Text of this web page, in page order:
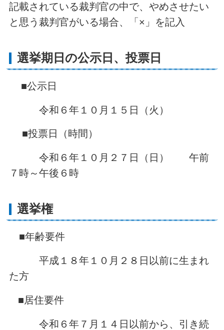
記載されている裁判官の中で、やめさせたい
と思う裁判官がいる場合、「×」を記入
選挙期日の公示日、投票日
■公示日
令和６年１０月１５日（火）
■投票日（時間）
令和６年１０月２７日（日） 午前
７時～午後６時
選挙権
■年齢要件
平成１８年１０月２８日以前に生まれ
た方
■居住要件
令和６年７月１４日以前から、引き続